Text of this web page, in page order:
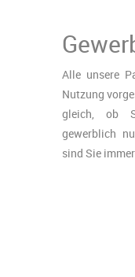
Alle unsere
Nutzung
gleich, ob
gewerblich
sind Sie